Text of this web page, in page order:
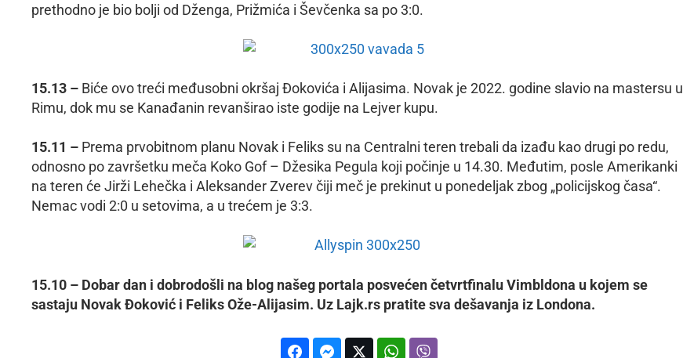
prethodno je bio bolji od Dženga, Prižmića i Ševčenka sa po 3:0.
15.13 – Biće ovo treći međusobni okršaj Đokovića i Alijasima. Novak je 2022. godine slavio na mastersu u
Rimu, dok mu se Kanađanin revanširao iste godije na Lejver kupu.
15.11 – Prema prvobitnom planu Novak i Feliks su na Centralni teren trebali da izađu kao drugi po redu,
odnosno po završetku meča Koko Gof – Džesika Pegula koji počinje u 14.30. Međutim, posle Amerikanki
na teren će Jirži Lehečka i Aleksander Zverev čiji meč je prekinut u ponedeljak zbog „policijskog časa“.
Nemac vodi 2:0 u setovima, a u trećem je 3:3.
15.10 – Dobar dan i dobrodošli na blog našeg portala posvećen četvrtfinalu Vimbldona u kojem se
sastaju Novak Đoković i Feliks Ože-Alijasim. Uz Lajk.rs pratite sva dešavanja iz Londona.